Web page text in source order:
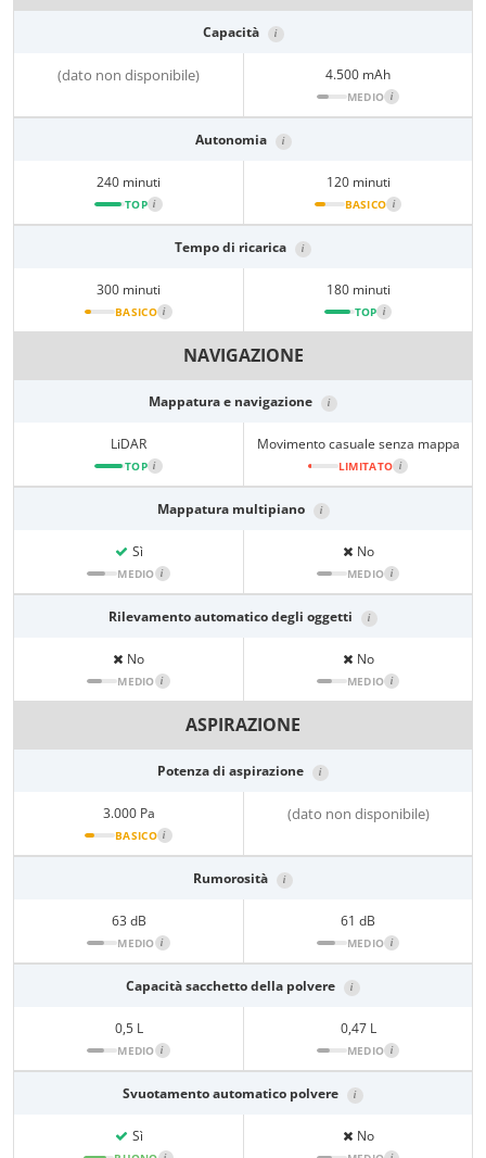
Capacità i
(dato non disponibile) 4.500 mAh
MEDIO i
Autonomia i
240 minuti
TOP i
120 minuti
BASICO i
Tempo di ricarica i
300 minuti
BASICO i
180 minuti
TOP i
NAVIGAZIONE
Mappatura e navigazione i
LiDAR
TOP i
Movimento casuale senza mappa
LIMITATO i
Mappatura multipiano i
Sì
MEDIO i
No
MEDIO i
Rilevamento automatico degli oggetti i
No
MEDIO i
No
MEDIO i
ASPIRAZIONE
Potenza di aspirazione i
3.000 Pa
BASICO i
(dato non disponibile)
Rumorosità i
63 dB
MEDIO i
61 dB
MEDIO i
Capacità sacchetto della polvere i
0,5 L
MEDIO i
0,47 L
MEDIO i
Svuotamento automatico polvere i
Sì No